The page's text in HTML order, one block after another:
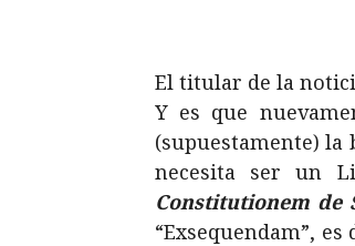
El titular de la
Y es que
(supuestamente) la
necesita ser un
Constitutionem de
“Exsequendam”,